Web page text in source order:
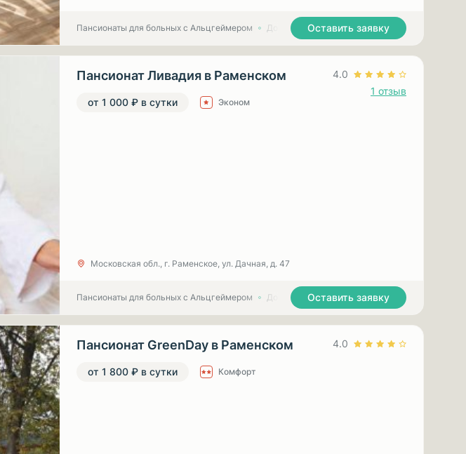
Пансионаты для больных с Альцгеймером Дома престарелых для больных с Паркинсоном
Оставить заявку
Пансионат Ливадия в Раменском
4.0
1 отзыв
от 1 000 ₽ в сутки
Эконом
Московская обл., г. Раменское, ул. Дачная, д. 47
Пансионаты для больных с Альцгеймером Дома престарелых для больных с Паркинсоном
Оставить заявку
Пансионат GreenDay в Раменском 4.0
от 1 800 ₽ в сутки Комфорт